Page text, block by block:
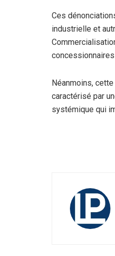
Ces
industrielle et
Néanmoins,
caractérisé par
systémique qui